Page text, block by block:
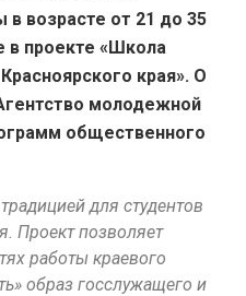
в возрасте от 21 до 35
в проекте «Школа
края». О
молодежной
общественного
для студентов
Проект позволяет
работы краевого
образ госслужащего и